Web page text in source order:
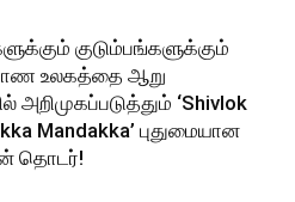
குடும்பங்களுக்கும்
உலகத்தை ஆறு
அறிமுகப்படுத்தும் ‘Shivlok
Mandakka’ புதுமையான
தொடர்!